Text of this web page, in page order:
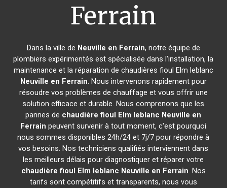
Ferrain
Dans la ville de Neuville en Ferrain, notre équipe de
plombiers expérimentés est spécialisée dans l'installation, la
maintenance et la réparation de chaudières fioul Elm leblanc
Neuville en Ferrain. Nous intervenons rapidement pour
résoudre vos problèmes de chauffage et vous offrir une
solution efficace et durable. Nous comprenons que les
pannes de chaudière fioul Elm leblanc Neuville en
Ferrain peuvent survenir à tout moment, c'est pourquoi
nous sommes disponibles 24h/24 et 7j/7 pour répondre à
vos besoins. Nos techniciens qualifiés interviennent dans
les meilleurs délais pour diagnostiquer et réparer votre
chaudière fioul Elm leblanc Neuville en Ferrain. Nos
tarifs sont compétitifs et transparents, nous vous